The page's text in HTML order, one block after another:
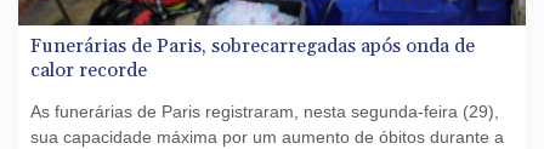
Funerárias de Paris, sobrecarregadas após onda de
calor recorde
As funerárias de Paris registraram, nesta segunda-feira (29),
sua capacidade máxima por um aumento de óbitos durante a